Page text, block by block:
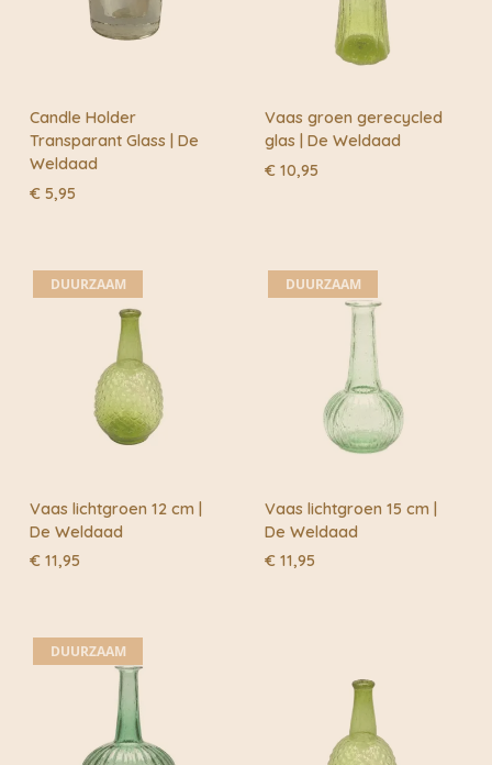
Candle Holder
Transparant Glass | De
Weldaad
€ 5,95
Vaas groen gerecycled
glas | De Weldaad
€ 10,95
DUURZAAM
Vaas lichtgroen 12 cm |
De Weldaad
€ 11,95
DUURZAAM
Vaas lichtgroen 15 cm |
De Weldaad
€ 11,95
DUURZAAM